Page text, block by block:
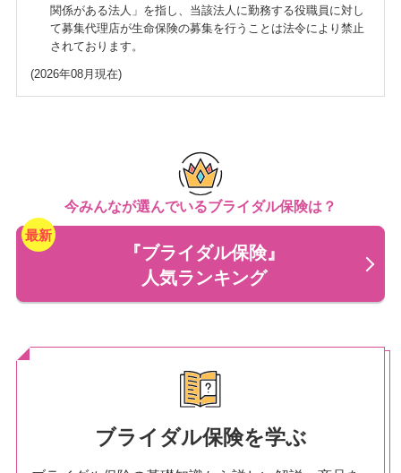
関係がある法人」を指し、当該法人に勤務する役職員に対し
て募集代理店が生命保険の募集を行うことは法令により禁止
されております。
(2026年08月現在)
今みんなが選んでいるブライダル保険は？
『ブライダル保険』
人気ランキング
ブライダル保険を学ぶ